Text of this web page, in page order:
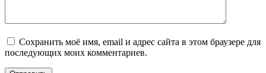
Сохранить моё имя, email и адрес сайта в этом браузере для
последующих моих комментариев.